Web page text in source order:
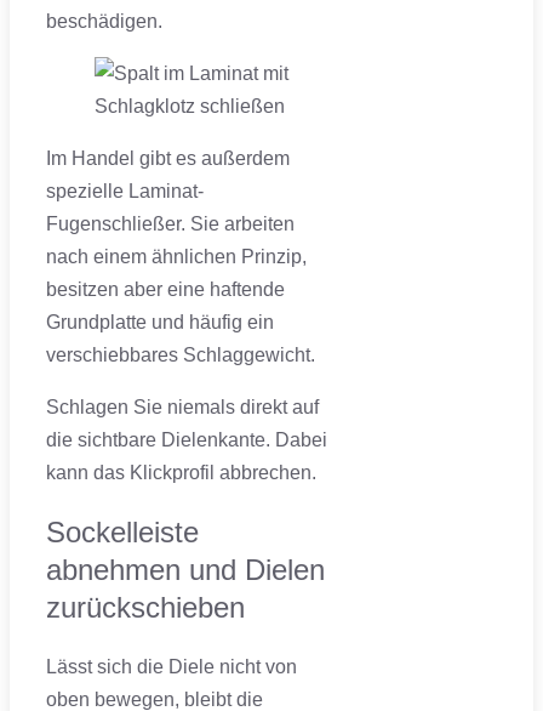
beschädigen.
Im Handel gibt es außerdem
spezielle Laminat-
Fugenschließer. Sie arbeiten
nach einem ähnlichen Prinzip,
besitzen aber eine haftende
Grundplatte und häufig ein
verschiebbares Schlaggewicht.
Schlagen Sie niemals direkt auf
die sichtbare Dielenkante. Dabei
kann das Klickprofil abbrechen.
Sockelleiste
abnehmen und Dielen
zurückschieben
Lässt sich die Diele nicht von
oben bewegen, bleibt die